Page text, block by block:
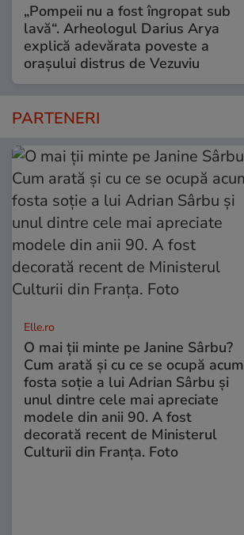
„Pompeii nu a fost îngropat sub
lavă“. Arheologul Darius Arya
explică adevărata poveste a
orașului distrus de Vezuviu
PARTENERI
Elle.ro
O mai ții minte pe Janine Sârbu?
Cum arată și cu ce se ocupă acum
fosta soție a lui Adrian Sârbu și
unul dintre cele mai apreciate
modele din anii 90. A fost
decorată recent de Ministerul
Culturii din Franța. Foto